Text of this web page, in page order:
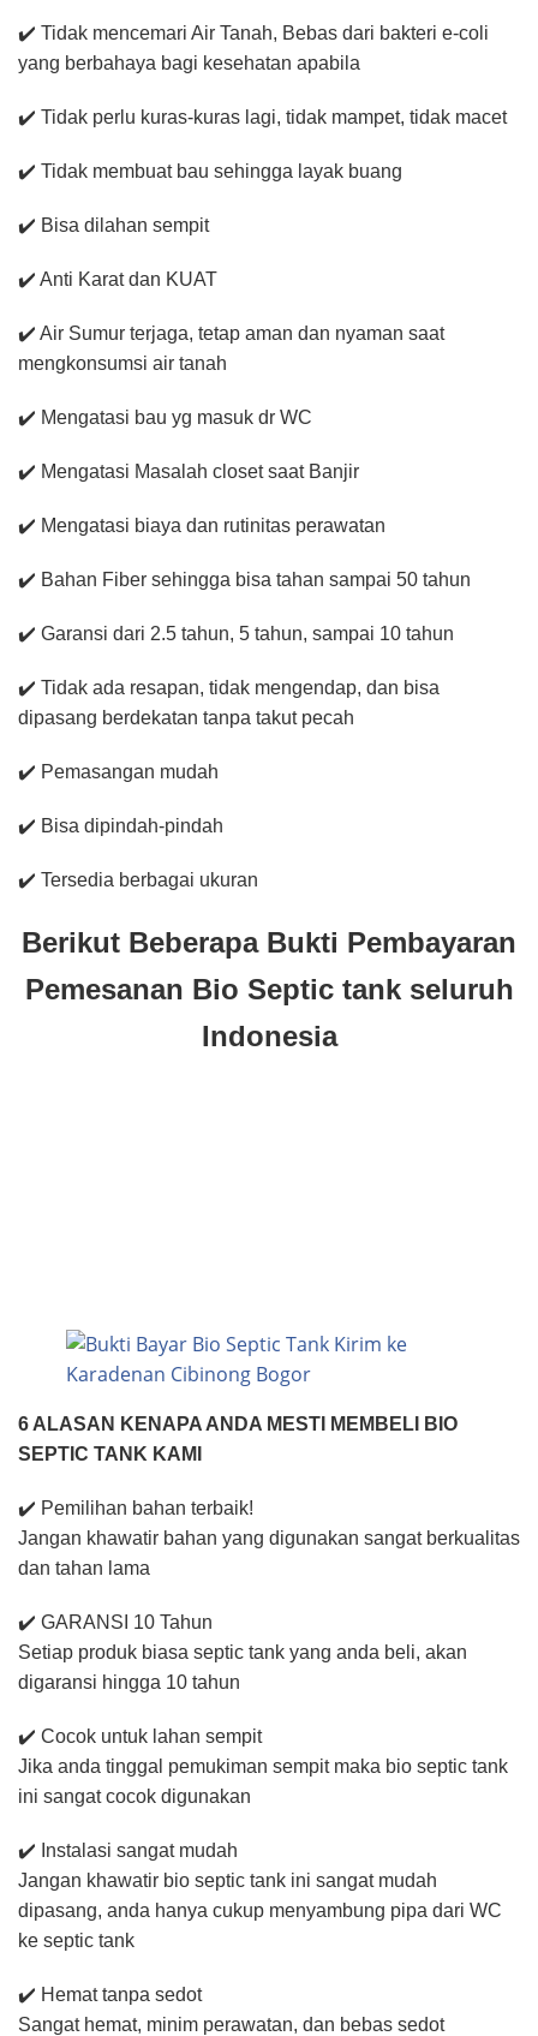
✔️ Tidak mencemari Air Tanah, Bebas dari bakteri e-coli
yang berbahaya bagi kesehatan apabila
✔️ Tidak perlu kuras-kuras lagi, tidak mampet, tidak macet
✔️ Tidak membuat bau sehingga layak buang
✔️ Bisa dilahan sempit
✔️ Anti Karat dan KUAT
✔️ Air Sumur terjaga, tetap aman dan nyaman saat
mengkonsumsi air tanah
✔️ Mengatasi bau yg masuk dr WC
✔️ Mengatasi Masalah closet saat Banjir
✔️ Mengatasi biaya dan rutinitas perawatan
✔️ Bahan Fiber sehingga bisa tahan sampai 50 tahun
✔️ Garansi dari 2.5 tahun, 5 tahun, sampai 10 tahun
✔️ Tidak ada resapan, tidak mengendap, dan bisa
dipasang berdekatan tanpa takut pecah
✔️ Pemasangan mudah
✔️ Bisa dipindah-pindah
✔️ Tersedia berbagai ukuran
Berikut Beberapa Bukti Pembayaran
Pemesanan Bio Septic tank seluruh
Indonesia
6 ALASAN KENAPA ANDA MESTI MEMBELI BIO
SEPTIC TANK KAMI
✔️ Pemilihan bahan terbaik!
Jangan khawatir bahan yang digunakan sangat berkualitas
dan tahan lama
✔️ GARANSI 10 Tahun
Setiap produk biasa septic tank yang anda beli, akan
digaransi hingga 10 tahun
✔️ Cocok untuk lahan sempit
Jika anda tinggal pemukiman sempit maka bio septic tank
ini sangat cocok digunakan
✔️ Instalasi sangat mudah
Jangan khawatir bio septic tank ini sangat mudah
dipasang, anda hanya cukup menyambung pipa dari WC
ke septic tank
✔️ Hemat tanpa sedot
Sangat hemat, minim perawatan, dan bebas sedot